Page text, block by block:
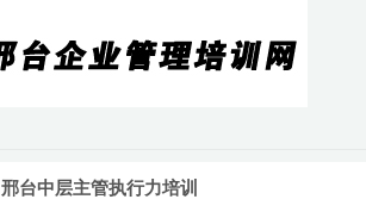
邢台中层主管执行力培训